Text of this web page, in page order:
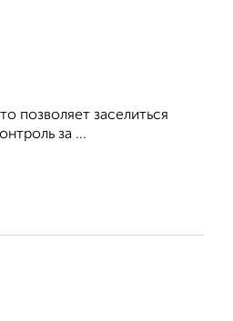
позволяет заселиться
за ...